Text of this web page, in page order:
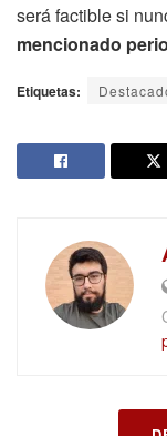
será factible si
mencionado
Etiquetas: